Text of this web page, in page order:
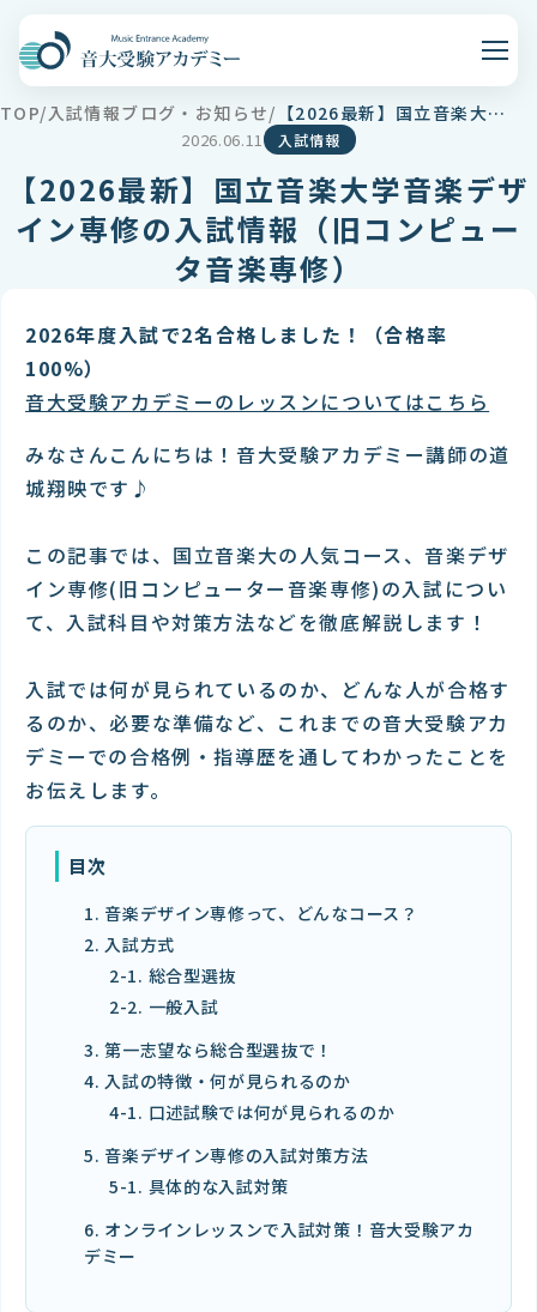
TOP 入試情報ブログ・お知らせ 【2026最新】国立音楽大学音楽デザイン専修の入試情報（旧コンピュータ音楽専修）
2026.06.11 入試情報
【2026最新】国立音楽大学音楽デザ
イン専修の入試情報（旧コンピュー
タ音楽専修）
2026年度入試で2名合格しました！（合格率
100%）
音大受験アカデミーのレッスンについてはこちら
みなさんこんにちは！音大受験アカデミー講師の道
城翔映です♪
この記事では、国立音楽大の人気コース、音楽デザ
イン専修(旧コンピューター音楽専修)の入試につい
て、入試科目や対策方法などを徹底解説します！
入試では何が見られているのか、どんな人が合格す
るのか、必要な準備など、これまでの音大受験アカ
デミーでの合格例・指導歴を通してわかったことを
お伝えします。
目次
1. 音楽デザイン専修って、どんなコース？
2. 入試方式
2-1. 総合型選抜
2-2. 一般入試
3. 第一志望なら総合型選抜で！
4. 入試の特徴・何が見られるのか
4-1. 口述試験では何が見られるのか
5. 音楽デザイン専修の入試対策方法
5-1. 具体的な入試対策
6. オンラインレッスンで入試対策！音大受験アカ
デミー